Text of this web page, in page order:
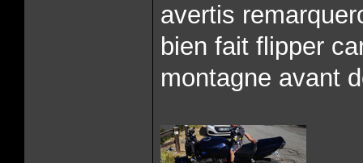
avertis
bien fait flipper
montagne avant